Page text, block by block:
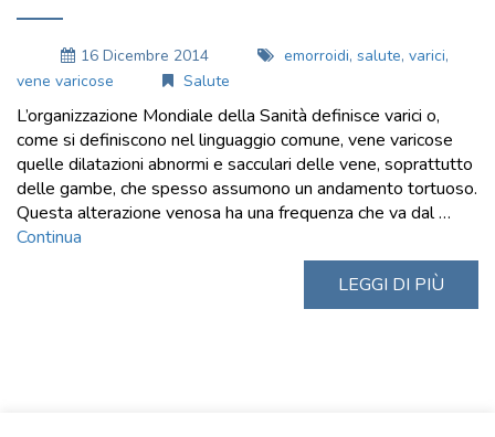
16 Dicembre 2014 emorroidi, salute, varici,
vene varicose
Salute
L’organizzazione Mondiale della Sanità definisce varici o,
come si definiscono nel linguaggio comune, vene varicose
quelle dilatazioni abnormi e sacculari delle vene, soprattutto
delle gambe, che spesso assumono un andamento tortuoso.
Questa alterazione venosa ha una frequenza che va dal …
Continua
LEGGI DI PIÙ